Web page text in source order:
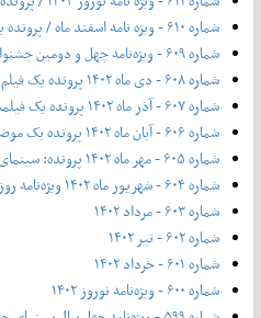
شماره ۶۱۰ - ویژه نامه اسفند ماه / پرونده یک موضوع: سینمای فلسطین
شماره ۶۰۹ - ویژه‌نامه چهل و دومین جشنواره فیلم فجر و چهل سالگی فارابی
شماره ۶۰۸ - دی ماه ۱۴۰۲ پرونده یک فیلم: گیج‌گاه
شماره ۶۰۷ - آذر ماه ۱۴۰۲ پرونده یک فیلمساز: داریوش مهرجویی
شماره ۶۰۶ - آبان ماه ۱۴۰۲ پرونده یک موضوع: سینمای کمدی در ایران
شماره ۶۰۵ - مهر ماه ۱۴۰۲ پرونده: سینمای مستقل ایران از نگاه منتقدان فیپرشی
شماره ۶۰۴ - شهریور ماه ۱۴۰۲ ویژه‌نامه روز ملی سینما
شماره ۶۰۳ - مرداد ۱۴۰۲
شماره ۶۰۲ - تیر ۱۴۰۲
شماره ۶۰۱ - خرداد ۱۴۰۲
شماره ۶۰۰ - ویژه‌نامه نوروز ۱۴۰۲